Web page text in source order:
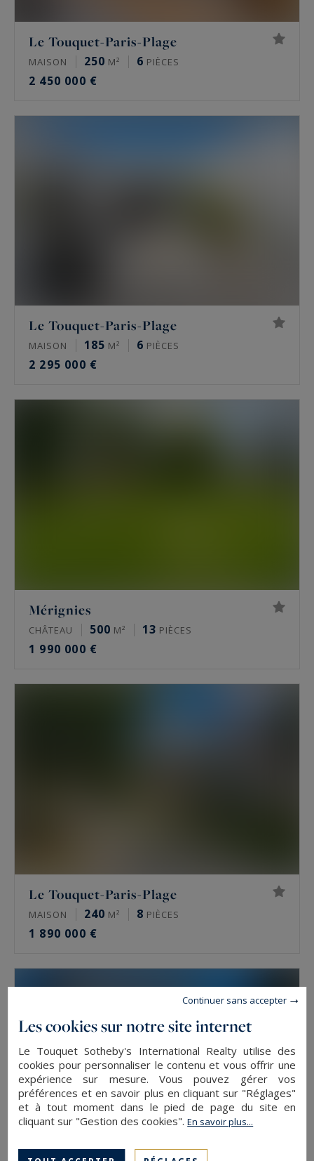
Le Touquet-Paris-Plage
MAISON 250 M² 6 PIÈCES
2 450 000 €
Le Touquet-Paris-Plage
MAISON 185 M² 6 PIÈCES
2 295 000 €
Mérignies
CHÂTEAU 500 M² 13 PIÈCES
1 990 000 €
Le Touquet-Paris-Plage
MAISON 240 M² 8 PIÈCES
1 890 000 €
Les cookies sur notre site internet
Le Touquet Sotheby's International Realty utilise des
cookies pour personnaliser le contenu et vous offrir une
expérience sur mesure. Vous pouvez gérer vos
préférences et en savoir plus en cliquant sur "Réglages"
et à tout moment dans le pied de page du site en
cliquant sur "Gestion des cookies".En savoir plus...
Continuer sans accepter